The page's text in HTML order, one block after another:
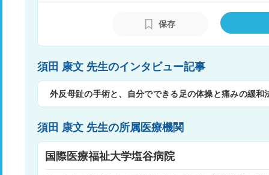
保存
須田 康文 先生のインタビュー記事
外反母趾の手術と、自分でできる足の体操と痛みの緩和
須田 康文 先生の所属医療機関
国際医療福祉大学塩谷病院